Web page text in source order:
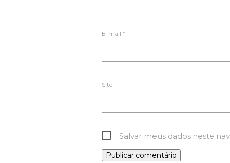
E-mail *
Site
Salvar meus dados neste